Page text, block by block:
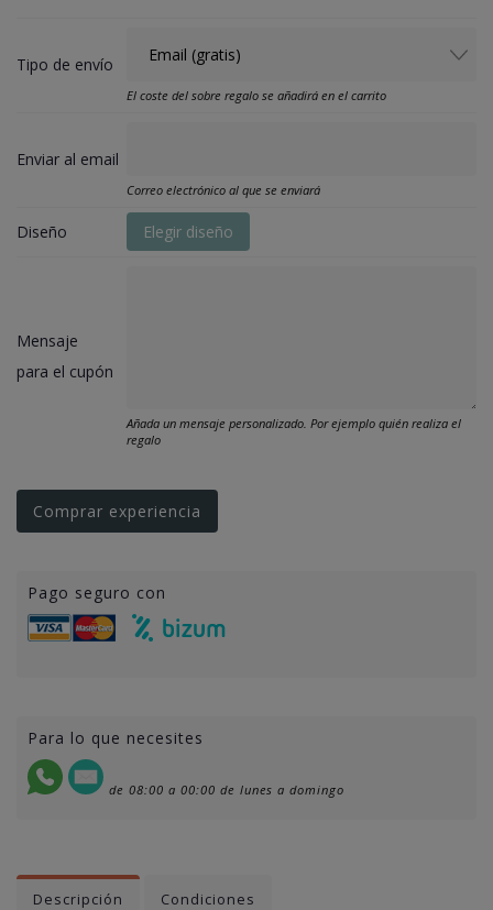
Tipo de envío
El coste del sobre regalo se añadirá en el carrito
Enviar al email
Correo electrónico al que se enviará
Diseño Elegir diseño
Mensaje
para el cupón
Añada un mensaje personalizado. Por ejemplo quién realiza el
regalo
Comprar experiencia
Pago seguro con
Para lo que necesites
de 08:00 a 00:00 de lunes a domingo
Descripción Condiciones